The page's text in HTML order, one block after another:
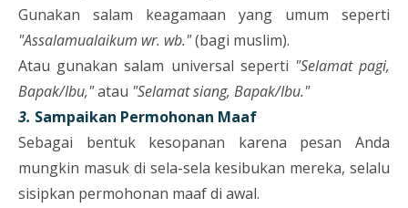
Gunakan salam keagamaan yang umum seperti
"Assalamualaikum wr. wb."(bagi muslim).
Atau gunakan salam universal seperti "Selamat pagi,
Bapak/Ibu,"atau "Selamat siang, Bapak/Ibu."
3. Sampaikan Permohonan Maaf
Sebagai bentuk kesopanan karena pesan Anda
mungkin masuk di sela-sela kesibukan mereka, selalu
sisipkan permohonan maaf di awal.